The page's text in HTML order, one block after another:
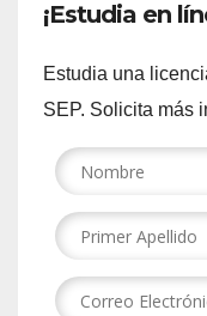
¡Estudia en
Estudia una
SEP. Solicita más